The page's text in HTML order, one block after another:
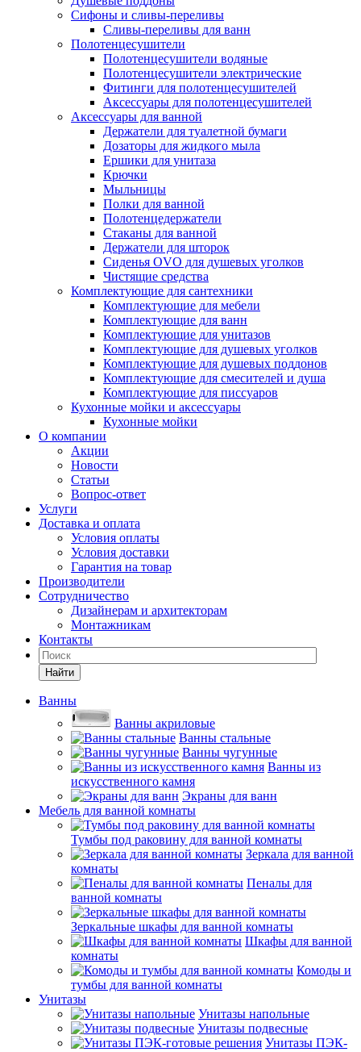
Сифоны и сливы-переливы
Сливы-переливы для ванн
Полотенцесушители
Полотенцесушители водяные
Полотенцесушители электрические
Фитинги для полотенцесушителей
Аксессуары для полотенцесушителей
Аксессуары для ванной
Держатели для туалетной бумаги
Дозаторы для жидкого мыла
Ершики для унитаза
Крючки
Мыльницы
Полки для ванной
Полотенцедержатели
Стаканы для ванной
Держатели для шторок
Сиденья OVO для душевых уголков
Чистящие средства
Комплектующие для сантехники
Комплектующие для мебели
Комплектующие для ванн
Комплектующие для унитазов
Комплектующие для душевых уголков
Комплектующие для душевых поддонов
Комплектующие для смесителей и душа
Комплектующие для писсуаров
Кухонные мойки и аксессуары
Кухонные мойки
О компании
Акции
Новости
Статьи
Вопрос-ответ
Услуги
Доставка и оплата
Условия оплаты
Условия доставки
Гарантия на товар
Производители
Сотрудничество
Дизайнерам и архитекторам
Монтажникам
Контакты
Найти
Ванны
Ванны акриловые
Ванны стальные
Ванны чугунные
Ванны из
искусственного камня
Экраны для ванн
Мебель для ванной комнаты
Тумбы под раковину для ванной комнаты
Зеркала для ванной
комнаты
Пеналы для
ванной комнаты
Зеркальные шкафы для ванной комнаты
Шкафы для ванной
комнаты
Комоды и
тумбы для ванной комнаты
Унитазы
Унитазы напольные
Унитазы подвесные
Унитазы ПЭК-